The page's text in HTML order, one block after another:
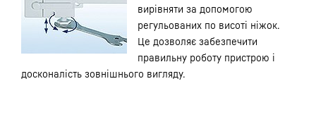
вирівняти за допомогою
регульованих по висоті ніжок.
Це дозволяє забезпечити
правильну роботу пристрою і
досконалість зовнішнього вигляду.